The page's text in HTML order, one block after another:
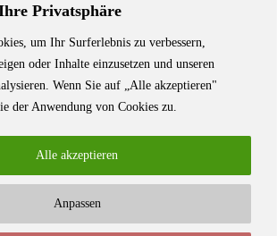
Privatsphäre
um Ihr Surferlebnis zu verbessern,
oder Inhalte einzusetzen und unseren
Wenn Sie auf „Alle akzeptieren"
der Anwendung von Cookies zu.
Anpassen
Alle akzeptieren
ist ein beliebter Treffpunkt für Autorinnen und
und der Region sowie ein Veranstaltungsort für
Schreibwerkstätten.